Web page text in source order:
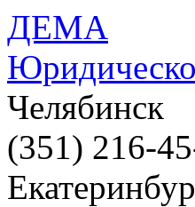
ДЕМА
Челябинск
(351) 216-